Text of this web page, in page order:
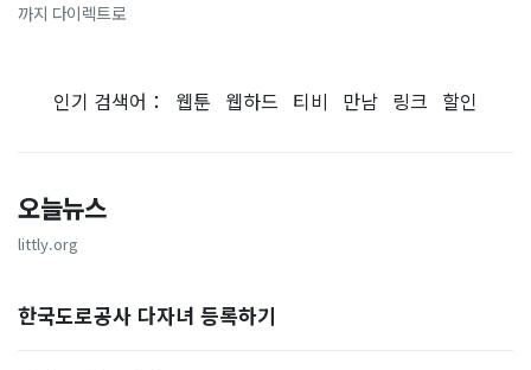
까지 다이렉트로
인기 검색어： 웹툰 웹하드 티비 만남 링크 할인
오늘뉴스
littly.org
한국도로공사 다자녀 등록하기